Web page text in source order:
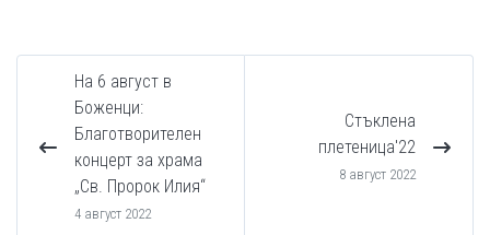
На 6 август в
Боженци:
Благотворителен
концерт за храма
„Св. Пророк Илия“
4 август 2022
Стъклена
плетеница'22
8 август 2022